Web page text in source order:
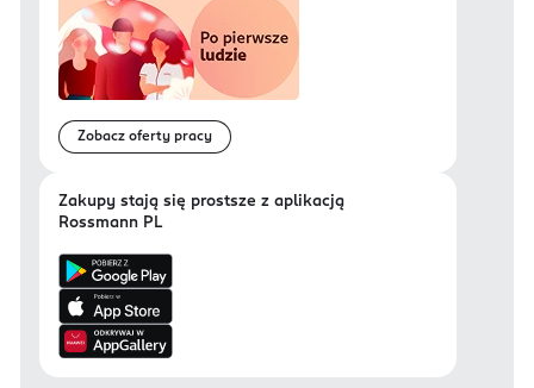
Zobacz oferty pracy
Zakupy stają się prostsze z aplikacją
Rossmann PL